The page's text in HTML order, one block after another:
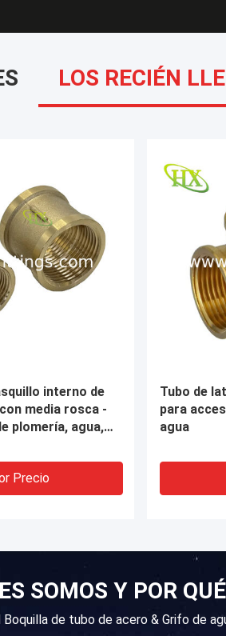
LOS RECIÉN
de acero
macho
de tubería
Precio
GOST
negro
tubería
SOMOS Y POR
Boquilla de tubo de acero & Grifo de